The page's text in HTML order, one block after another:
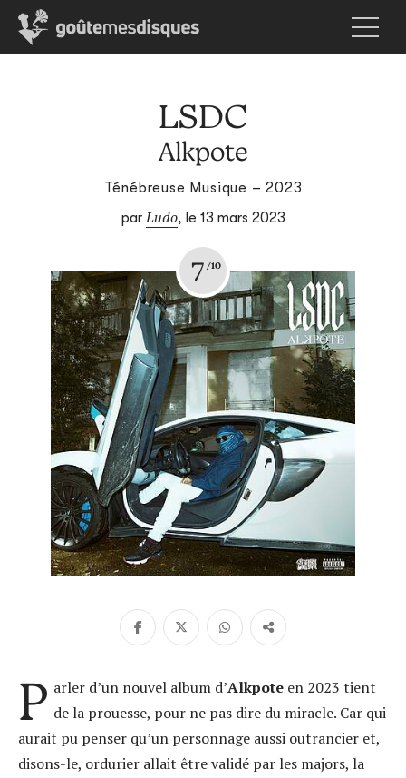
LSDC
Alkpote
Ténébreuse Musique – 2023
parLudo, le 13 mars 2023
7
P arler d’un nouvel album d’Alkpoteen 2023 tient
de la prouesse, pour ne pas dire du miracle. Car qui
aurait pu penser qu’un personnage aussi outrancier et,
disons-le, ordurier allait être validé par les majors, la